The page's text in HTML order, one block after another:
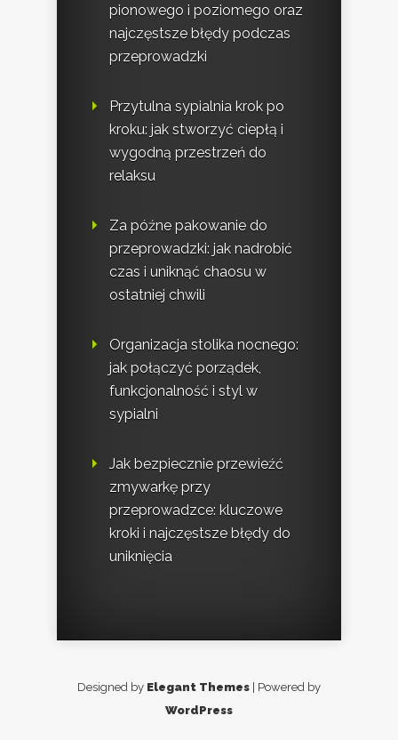
pionowego i poziomego oraz
najczęstsze błędy podczas
przeprowadzki
Przytulna sypialnia krok po
kroku: jak stworzyć ciepłą i
wygodną przestrzeń do
relaksu
Za późne pakowanie do
przeprowadzki: jak nadrobić
czas i uniknąć chaosu w
ostatniej chwili
Organizacja stolika nocnego:
jak połączyć porządek,
funkcjonalność i styl w
sypialni
Jak bezpiecznie przewieźć
zmywarkę przy
przeprowadzce: kluczowe
kroki i najczęstsze błędy do
uniknięcia
Designed by Elegant Themes | Powered by
WordPress